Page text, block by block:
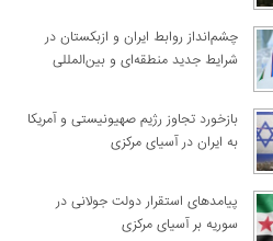
چشم‌انداز روابط ایران و ازبکستان در
شرایط جدید منطقه‌ای و بین‌المللی
​بازخورد تجاوز رژیم صهیونیستی و آمریکا
به ایران در آسیای مرکزی
پیامدهای استقرار دولت جولانی در
سوریه بر آسیای مرکزی